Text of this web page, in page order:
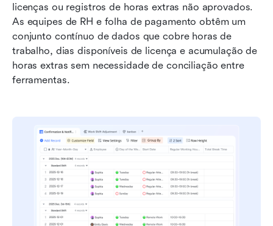
licenças ou registros de horas extras não aprovados.
As equipes de RH e folha de pagamento obtêm um
conjunto contínuo de dados que cobre horas de
trabalho, dias disponíveis de licença e acumulação de
horas extras sem necessidade de conciliação entre
ferramentas.